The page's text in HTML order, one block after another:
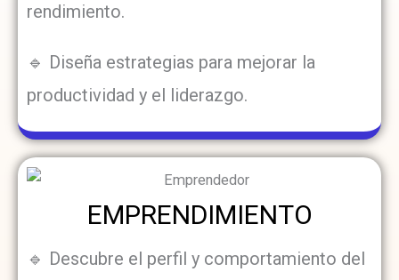
rendimiento.
🔹 Diseña estrategias para mejorar la
productividad y el liderazgo.
EMPRENDIMIENTO
🔹 Descubre el perfil y comportamiento del